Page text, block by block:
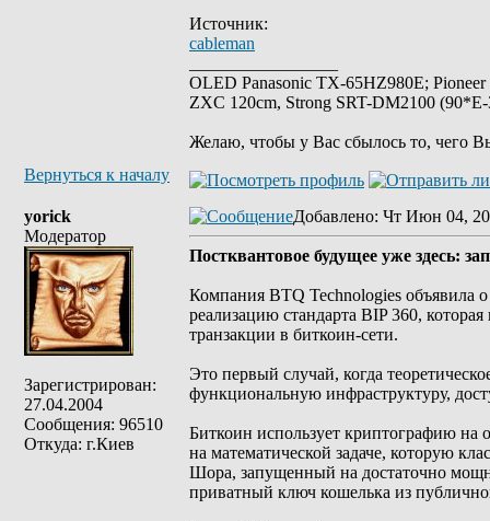
Источник:
cableman
OLED Panasonic TX-65HZ980E;
ZXC 120cm, Strong SRT-DM2100
Желаю, чтобы у Вас сбылось то, чего
Вернуться к началу
yorick
Модератор
Зарегистрирован:
27.04.2004
Сообщения: 96510
Откуда: г.Киев
Добавлено: Чт Июн 04,
Постквантовое будущее уже здесь:
Компания BTQ Technologies объявила
реализацию стандарта BIP 360,
транзакции в биткоин-сети.
Это первый случай, когда
функциональную инфраструктуру,
Биткоин использует криптографию на
на математической задаче, которую
Шора, запущенный на достаточно
приватный ключ кошелька из